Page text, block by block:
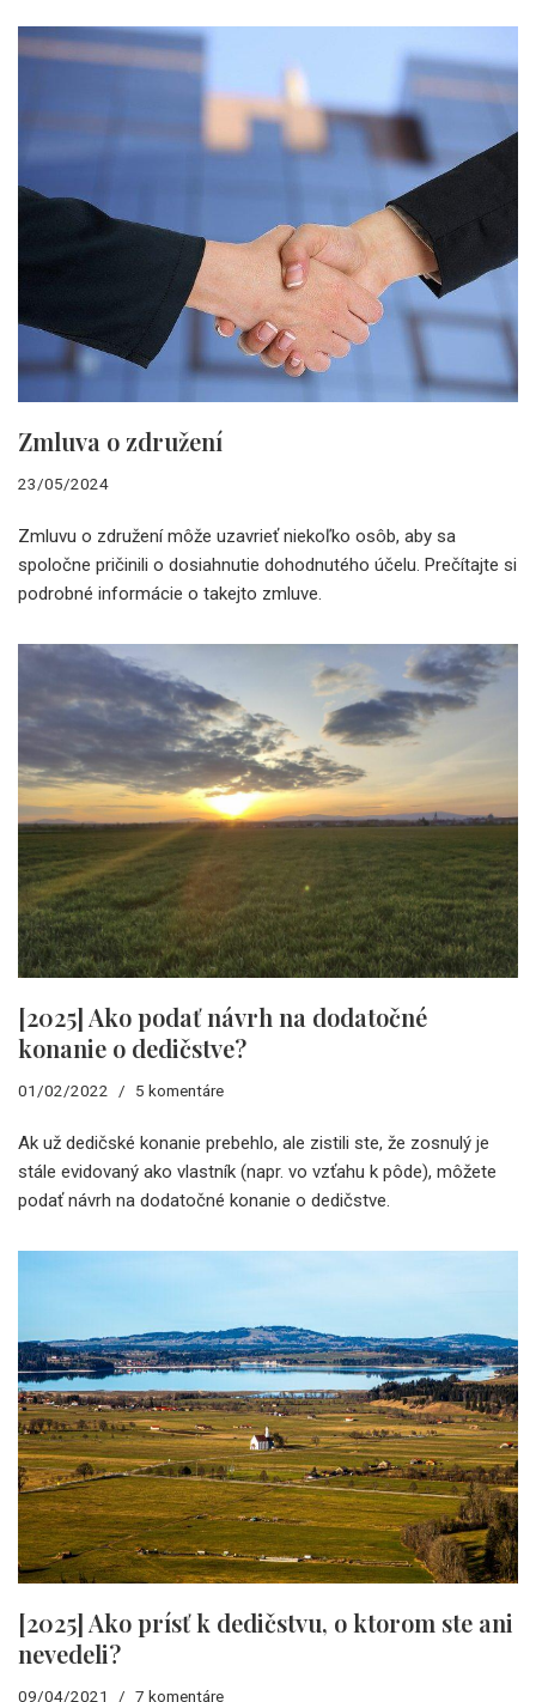
Zmluva o združení
23/05/2024
Zmluvu o združení môže uzavrieť niekoľko osôb, aby sa
spoločne pričinili o dosiahnutie dohodnutého účelu. Prečítajte si
podrobné informácie o takejto zmluve.
[2025] Ako podať návrh na dodatočné
konanie o dedičstve?
01/02/2022 5 komentáre
Ak už dedičské konanie prebehlo, ale zistili ste, že zosnulý je
stále evidovaný ako vlastník (napr. vo vzťahu k pôde), môžete
podať návrh na dodatočné konanie o dedičstve.
[2025] Ako prísť k dedičstvu, o ktorom ste ani
nevedeli?
09/04/2021 7 komentáre